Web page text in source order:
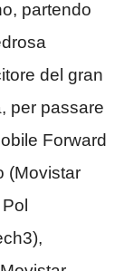
partendo
del gran
per passare
Forward
(Movistar